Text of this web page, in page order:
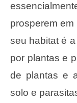
prosperem em
seu habitat é
por plantas e
de plantas e
solo e